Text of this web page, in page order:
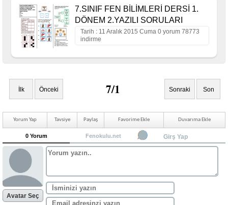
7.SINIF FEN BİLİMLERİ DERSİ 1.
DÖNEM 2.YAZILI SORULARI
Tarih : 11 Aralık 2015 Cuma 0 yorum 78773
indirme
İlk Önceki 7/1 Sonraki Son
Yorum Yap Tavsiye Paylaş Favorime Ekle Duvarıma Ekle
0 Yorum Fenokulu.net Girş Yap
Avatar Seç